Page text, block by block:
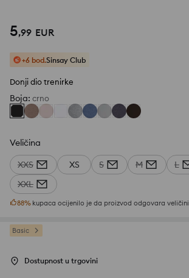
5,99 EUR
+6 bod.Sinsay Club
Donji dio trenirke
Boja: crno
Veličina
XXS XS S M L
XXL
88% kupaca ocijenilo je da proizvod odgovara veličini
Basic
Dostupnost u trgovini